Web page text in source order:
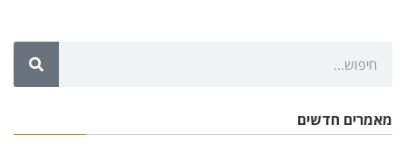
מאמרים חדשים